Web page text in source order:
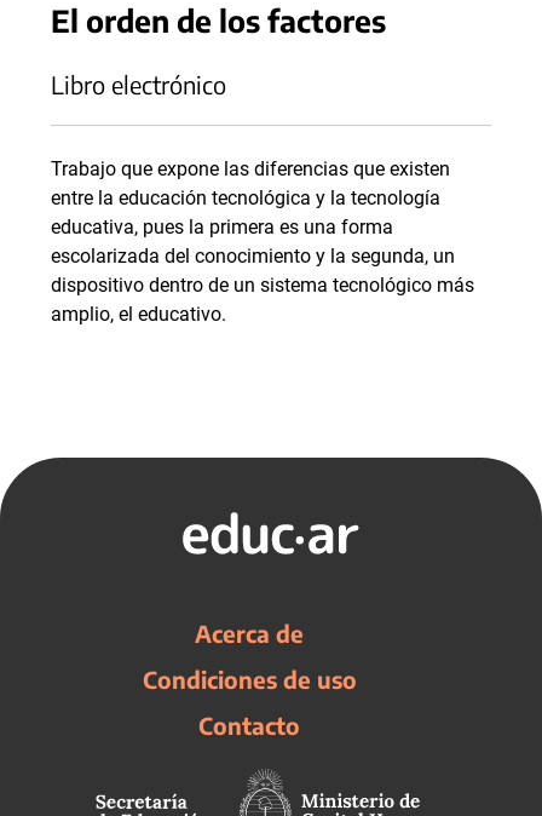
El orden de los factores
Libro electrónico
Trabajo que expone las diferencias que existen
entre la educación tecnológica y la tecnología
educativa, pues la primera es una forma
escolarizada del conocimiento y la segunda, un
dispositivo dentro de un sistema tecnológico más
amplio, el educativo.
Acerca de
Condiciones de uso
Contacto